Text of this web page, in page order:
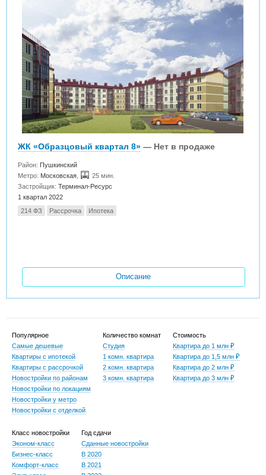
ЖК «Образцовый квартал 8» — Нет в продаже
Район: Пушкинский
Метро: Московская
25 мин.
Застройщик:Терминал-Ресурс
1 квартал 2022
214 ФЗ
Рассрочка Ипотека
Описание
Популярное
Самые дешевые
Квартиры с ипотекой
Квартиры с рассрочкой
Новостройки по районам
Новостройки по локациям
Новостройки у метро
Новостройки с отделкой
Количество комнат
Студия
1 комн. квартира
2 комн. квартира
3 комн. квартира
Стоимость
Квартира до 1 млн ₽
Квартира до 1,5 млн ₽
Квартира до 2 млн ₽
Квартира до 3 млн ₽
Класс новостройки
Эконом-класс
Бизнес-класс
Комфорт-класс
Год сдачи
Сданные новостройки
В 2020
В 2021